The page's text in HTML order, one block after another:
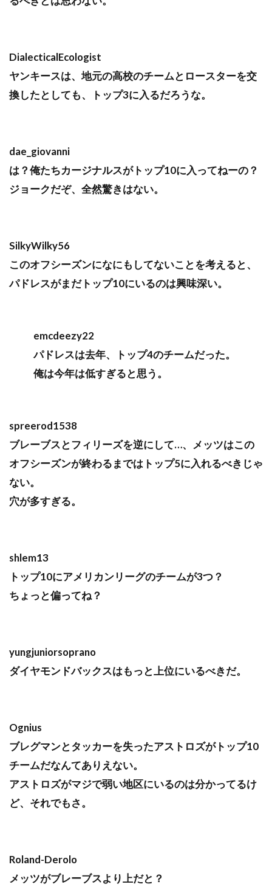
DialecticalEcologist
ヤンキースは、地元の高校のチームとロースターを交
換したとしても、トップ3に入るだろうな。
dae_giovanni
は？俺たちカージナルスがトップ10に入ってねーの？
ジョークだぞ、全然驚きはない。
SilkyWilky56
このオフシーズンになにもしてないことを考えると、
パドレスがまだトップ10にいるのは興味深い。
emcdeezy22
パドレスは去年、トップ4のチームだった。
俺は今年は低すぎると思う。
spreerod1538
ブレーブスとフィリーズを逆にして…、メッツはこの
オフシーズンが終わるまではトップ5に入れるべきじゃ
ない。
穴が多すぎる。
shlem13
トップ10にアメリカンリーグのチームが3つ？
ちょっと偏ってね？
yungjuniorsoprano
ダイヤモンドバックスはもっと上位にいるべきだ。
Ognius
ブレグマンとタッカーを失ったアストロズがトップ10
チームだなんてありえない。
アストロズがマジで弱い地区にいるのは分かってるけ
ど、それでもさ。
Roland-Derolo
メッツがブレーブスより上だと？